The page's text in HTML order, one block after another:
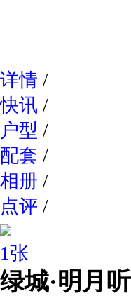
详情 /
快讯 /
户型 /
配套 /
相册 /
点评 /
1张
绿城·明月